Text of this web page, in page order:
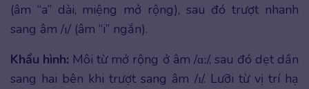
(âm “a” dài, miệng mở rộng), sau đó trượt nhanh
sang âm /ɪ/ (âm “i” ngắn).
Khẩu hình: Môi từ mở rộng ở âm /ɑː/, sau đó dẹt dần
sang hai bên khi trượt sang âm /ɪ/. Lưỡi từ vị trí hạ